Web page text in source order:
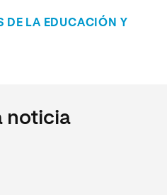
DE LA EDUCACIÓN Y
noticia